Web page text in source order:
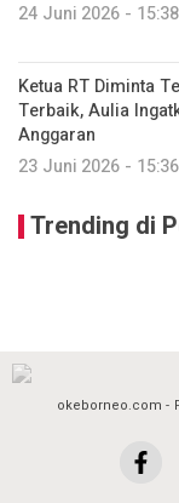
24 Juni 2026 -
Ketua RT Diminta
Terbaik, Aulia
Anggaran
23 Juni 2026 -
Trending di
okeborneo.com